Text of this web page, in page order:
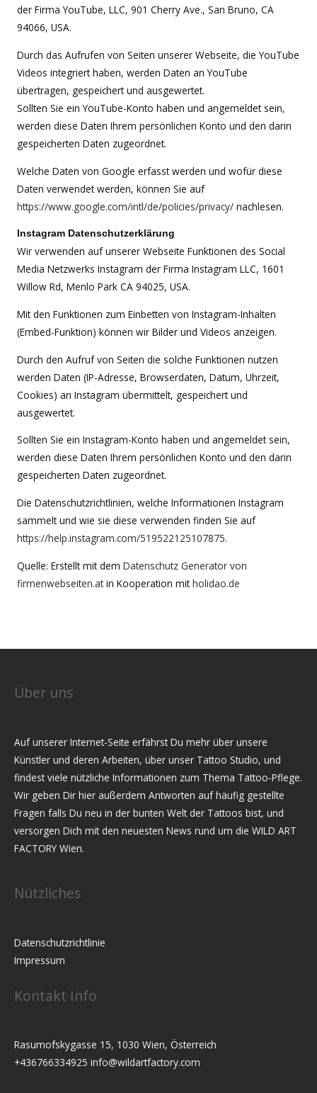
der Firma YouTube, LLC, 901 Cherry Ave., San Bruno, CA
94066, USA.
Durch das Aufrufen von Seiten unserer Webseite, die YouTube
Videos integriert haben, werden Daten an YouTube
übertragen, gespeichert und ausgewertet.
Sollten Sie ein YouTube-Konto haben und angemeldet sein,
werden diese Daten Ihrem persönlichen Konto und den darin
gespeicherten Daten zugeordnet.
Welche Daten von Google erfasst werden und wofür diese
Daten verwendet werden, können Sie auf
https://www.google.com/intl/de/policies/privacy/ nachlesen.
Instagram Datenschutzerklärung
Wir verwenden auf unserer Webseite Funktionen des Social
Media Netzwerks Instagram der Firma Instagram LLC, 1601
Willow Rd, Menlo Park CA 94025, USA.
Mit den Funktionen zum Einbetten von Instagram-Inhalten
(Embed-Funktion) können wir Bilder und Videos anzeigen.
Durch den Aufruf von Seiten die solche Funktionen nutzen
werden Daten (IP-Adresse, Browserdaten, Datum, Uhrzeit,
Cookies) an Instagram übermittelt, gespeichert und
ausgewertet.
Sollten Sie ein Instagram-Konto haben und angemeldet sein,
werden diese Daten Ihrem persönlichen Konto und den darin
gespeicherten Daten zugeordnet.
Die Datenschutzrichtlinien, welche Informationen Instagram
sammelt und wie sie diese verwenden finden Sie auf
https://help.instagram.com/519522125107875.
Quelle: Erstellt mit dem Datenschutz Generator von
firmenwebseiten.atin Kooperation mitholidao.de
Über uns
Auf unserer Internet-Seite erfährst Du mehr über unsere
Künstler und deren Arbeiten, über unser Tattoo Studio, und
findest viele nützliche Informationen zum Thema Tattoo-Pflege.
Wir geben Dir hier außerdem Antworten auf häufig gestellte
Fragen falls Du neu in der bunten Welt der Tattoos bist, und
versorgen Dich mit den neuesten News rund um die WILD ART
FACTORY Wien.
Nützliches
Datenschutzrichtlinie
Impressum
Kontakt Info
Rasumofskygasse 15, 1030 Wien, Österreich
+436766334925 info@wildartfactory.com